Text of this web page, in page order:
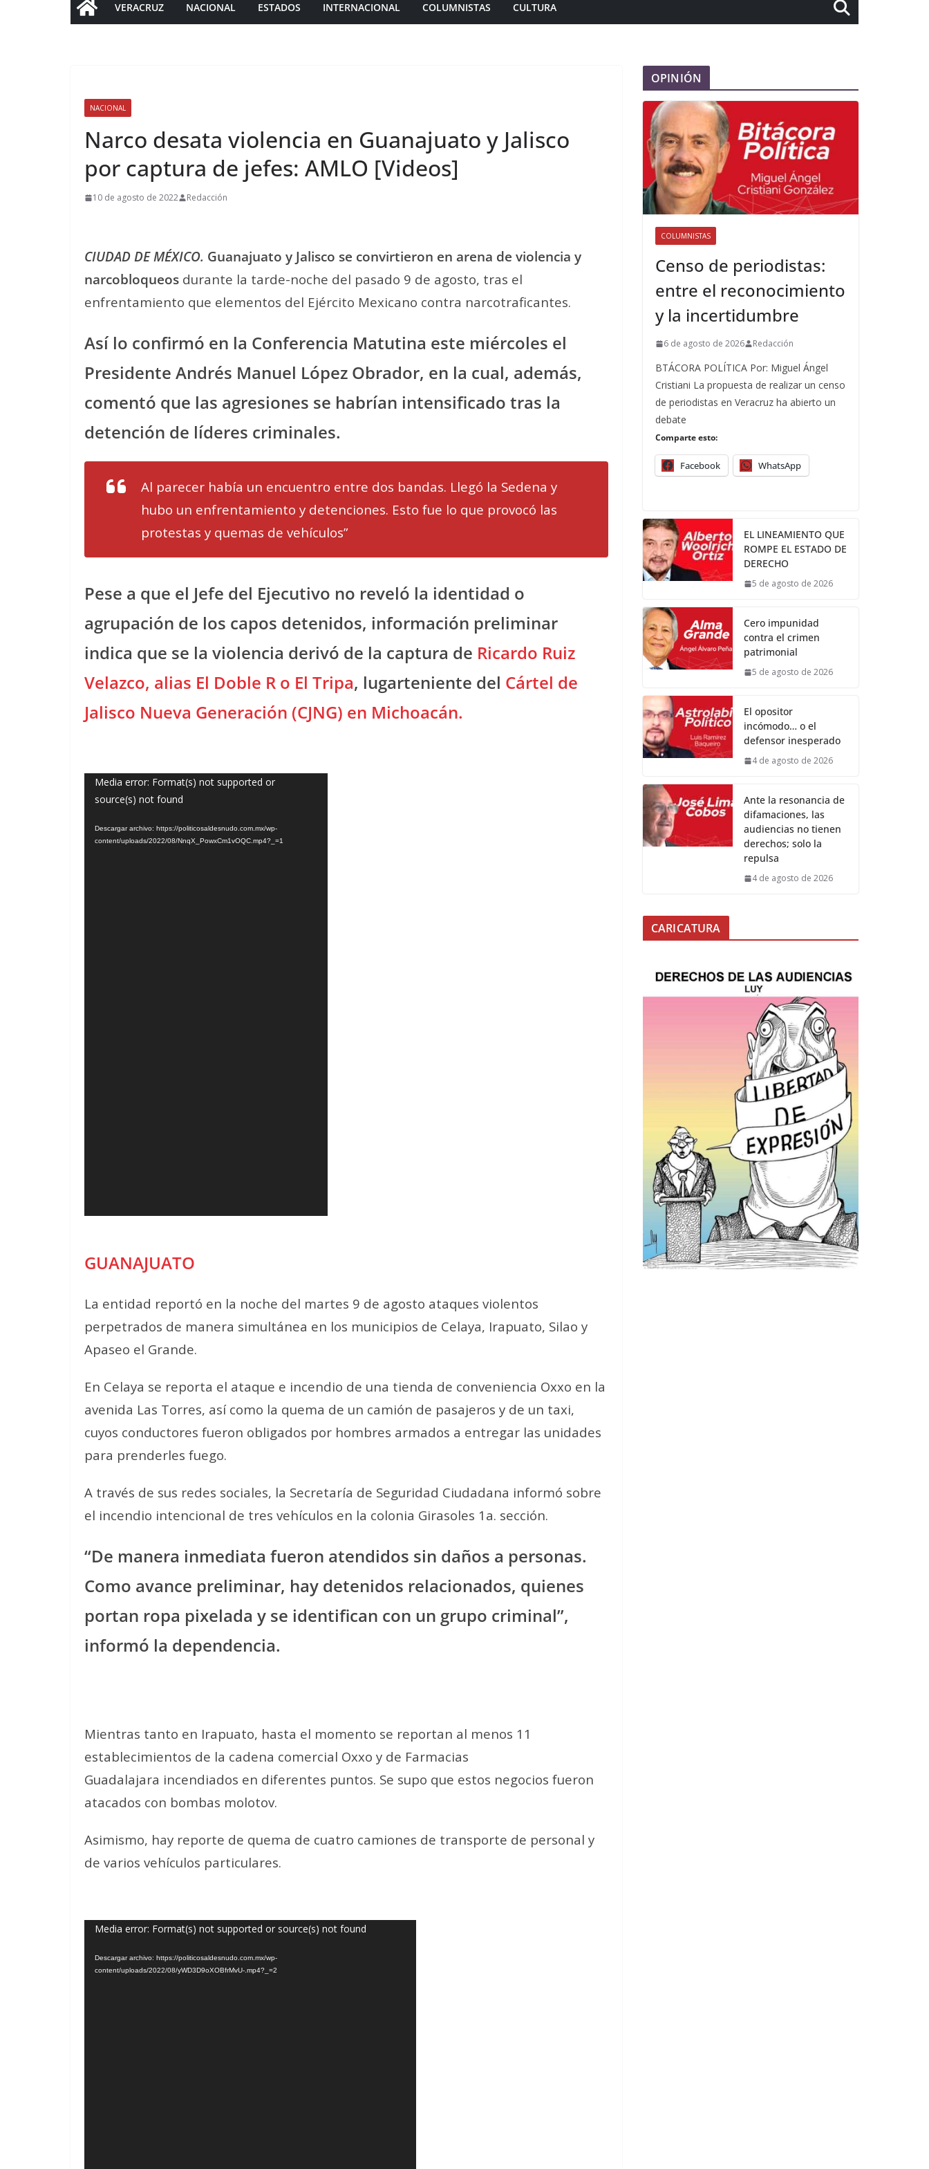
VERACRUZ NACIONAL ESTADOS INTERNACIONAL COLUMNISTAS CULTURA
NACIONAL
Narco desata violencia en Guanajuato y Jalisco
por captura de jefes: AMLO [Videos]
10 de agosto de 2022 Redacción
CIUDAD DE MÉXICO. Guanajuato y Jalisco se convirtieron en arena de violencia y
narcobloqueos durante la tarde-noche del pasado 9 de agosto, tras el
enfrentamiento que elementos del Ejército Mexicano contra narcotraficantes.
Así lo confirmó en la Conferencia Matutina este miércoles el
Presidente Andrés Manuel López Obrador, en la cual, además,
comentó que las agresiones se habrían intensificado tras la
detención de líderes criminales.
Al parecer había un encuentro entre dos bandas. Llegó la Sedena y
hubo un enfrentamiento y detenciones. Esto fue lo que provocó las
protestas y quemas de vehículos”
Pese a que el Jefe del Ejecutivo no reveló la identidad o
agrupación de los capos detenidos, información preliminar
indica que se la violencia derivó de la captura de Ricardo Ruiz
Velazco, alias El Doble R o El Tripa, lugarteniente del Cártel de
Jalisco Nueva Generación (CJNG) en Michoacán.
Reproductor
de
Media error: Format(s) not supported or
source(s) not found
Descargar archivo: https://politicosaldesnudo.com.mx/wp-
content/uploads/2022/08/NnqX_PowxCm1vOQC.mp4?_=1
GUANAJUATO
La entidad reportó en la noche del martes 9 de agosto ataques violentos
perpetrados de manera simultánea en los municipios de Celaya, Irapuato, Silao y
Apaseo el Grande.
En Celaya se reporta el ataque e incendio de una tienda de conveniencia Oxxo en la
avenida Las Torres, así como la quema de un camión de pasajeros y de un taxi,
cuyos conductores fueron obligados por hombres armados a entregar las unidades
para prenderles fuego.
A través de sus redes sociales, la Secretaría de Seguridad Ciudadana informó sobre
el incendio intencional de tres vehículos en la colonia Girasoles 1a. sección.
“De manera inmediata fueron atendidos sin daños a personas.
Como avance preliminar, hay detenidos relacionados, quienes
portan ropa pixelada y se identifican con un grupo criminal”,
informó la dependencia.
Mientras tanto en Irapuato, hasta el momento se reportan al menos 11
establecimientos de la cadena comercial Oxxo y de Farmacias
Guadalajara incendiados en diferentes puntos. Se supo que estos negocios fueron
atacados con bombas molotov.
Asimismo, hay reporte de quema de cuatro camiones de transporte de personal y
de varios vehículos particulares.
Reproductor
vídeo
Media error: Format(s) not supported or source(s) not found
Descargar archivo: https://politicosaldesnudo.com.mx/wp-
content/uploads/2022/08/yWD3D9oXOBfrMvU-.mp4?_=2
OPINIÓN
COLUMNISTAS
Censo de periodistas:
entre el reconocimiento
y la incertidumbre
6 de agosto de 2026 Redacción
BTÁCORA POLÍTICA Por: Miguel Ángel
Cristiani La propuesta de realizar un censo
de periodistas en Veracruz ha abierto un
debate
Comparte esto:
Facebook WhatsApp
EL LINEAMIENTO QUE
ROMPE EL ESTADO DE
DERECHO
5 de agosto de 2026
Cero impunidad
contra el crimen
patrimonial
5 de agosto de 2026
El opositor
incómodo… o el
defensor inesperado
4 de agosto de 2026
Ante la resonancia de
difamaciones, las
audiencias no tienen
derechos; solo la
repulsa
4 de agosto de 2026
CARICATURA